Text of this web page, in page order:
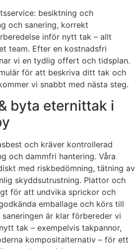
besiktning och
och sanering, korrekt
inför nytt tak – allt
team. Efter en kostnadsfri
vi en tydlig offert och tidsplan.
för att beskriva ditt tak och
vi snabbt med nästa steg.
byta eternittak i
och kräver kontrollerad
och dammfri hantering. Våra
med riskbedömning, tätning av
skyddsutrustning. Plattor och
för att undvika sprickor och
emballage och körs till
är klar förbereder vi
tak – exempelvis takpannor,
kompositalternativ – för ett